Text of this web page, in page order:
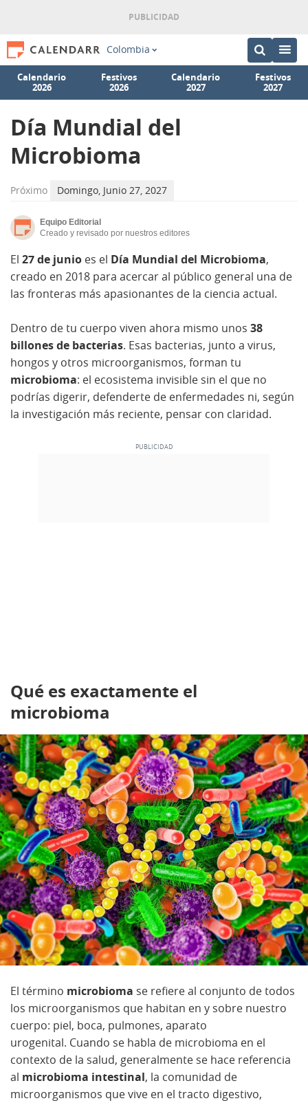
Colombia
Calendario
2026
Festivos
2026
Calendario
2027
Festivos
2027
Día Mundial del
Microbioma
Próximo Domingo, Junio 27, 2027
Equipo Editorial
Creado y revisado por nuestros editores
El 27 de junio es el Día Mundial del Microbioma,
creado en 2018 para acercar al público general una de
las fronteras más apasionantes de la ciencia actual.
Dentro de tu cuerpo viven ahora mismo unos 38
billones de bacterias. Esas bacterias, junto a virus,
hongos y otros microorganismos, forman tu
microbioma: el ecosistema invisible sin el que no
podrías digerir, defenderte de enfermedades ni, según
la investigación más reciente, pensar con claridad.
Qué es exactamente el
microbioma
El término microbioma se refiere al conjunto de todos
los microorganismos que habitan en y sobre nuestro
cuerpo: piel, boca, pulmones, aparato
urogenital. Cuando se habla de microbioma en el
contexto de la salud, generalmente se hace referencia
al microbioma intestinal, la comunidad de
microorganismos que vive en el tracto digestivo,